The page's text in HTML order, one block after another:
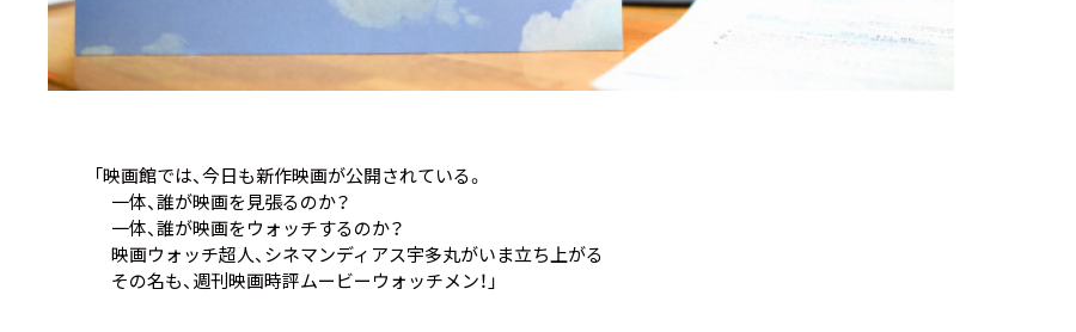
「映画館では、今日も新作映画が公開されている。
一体、誰が映画を見張るのか？
一体、誰が映画をウォッチするのか？
映画ウォッチ超人、シネマンディアス宇多丸がいま立ち上がる――
その名も、週刊映画時評ムービーウォッチメン！」